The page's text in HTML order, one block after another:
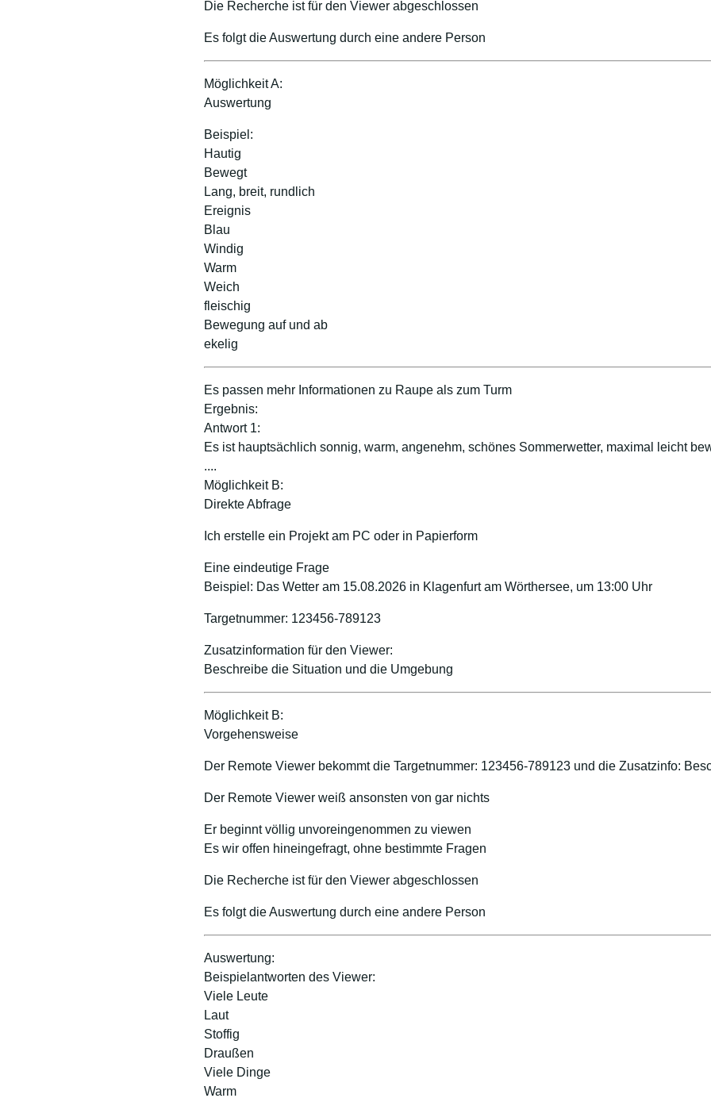
Die Recherche ist für den Viewer abgeschlossen
Es folgt die Auswertung durch eine andere Person
Möglichkeit A:
Auswertung
Beispiel:
Hautig
Bewegt
Lang, breit, rundlich
Ereignis
Blau
Windig
Warm
Weich
fleischig
Bewegung auf und ab
ekelig
Es passen mehr Informationen zu Raupe als zum Turm
Ergebnis:
Antwort 1:
Es ist hauptsächlich sonnig, warm, angenehm, schönes Sommerwetter, maximal leicht
....
Möglichkeit B:
Direkte Abfrage
Ich erstelle ein Projekt am PC oder in Papierform
Eine eindeutige Frage
Beispiel: Das Wetter am 15.08.2026 in Klagenfurt am Wörthersee, um 13:00 Uhr
Targetnummer: 123456-789123
Zusatzinformation für den Viewer:
Beschreibe die Situation und die Umgebung
Möglichkeit B:
Vorgehensweise
Der Remote Viewer bekommt die Targetnummer: 123456-789123 und die Zusatzinfo:
Der Remote Viewer weiß ansonsten von gar nichts
Er beginnt völlig unvoreingenommen zu viewen
Es wir offen hineingefragt, ohne bestimmte Fragen
Die Recherche ist für den Viewer abgeschlossen
Es folgt die Auswertung durch eine andere Person
Auswertung:
Beispielantworten des Viewer:
Viele Leute
Laut
Stoffig
Draußen
Viele Dinge
Warm